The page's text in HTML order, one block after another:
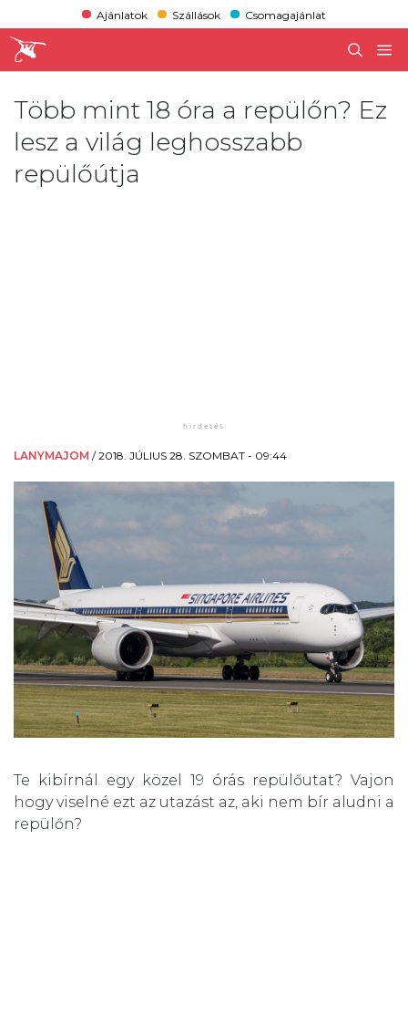
Ajánlatok Szállások Csomagajánlat
Több mint 18 óra a repülőn? Ez
lesz a világ leghosszabb
repülőútja
LANYMAJOM /2018. JÚLIUS 28. SZOMBAT - 09:44
Te kibírnál egy közel 19 órás repülőutat? Vajon
hogy viselné ezt az utazást az, aki nem bír aludni a
repülőn?